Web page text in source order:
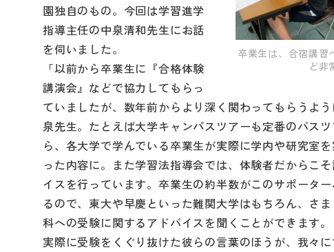
卒業生は、合宿講習
ど非
園独自のもの。今回は学習進学
指導主任の中泉清和先生にお話
を伺いました。
「以前から卒業生に『合格体験
講演会』などで協力してもらっ
ていましたが、数年前からより深く関わってもらうよ
泉先生。たとえば大学キャンパスツアーも定番のバス
ら、各大学で学んでいる卒業生が実際に学内や研究室
った内容に。また学習法指導会では、体験者だからこ
イスを行っています。卒業生の約半数がこのサポータ
るので、東大や早慶といった難関大学はもちろん、さ
科への受験に関するアドバイスを聞くことができます。
実際に受験をくぐり抜けた彼らの言葉のほうが、我々